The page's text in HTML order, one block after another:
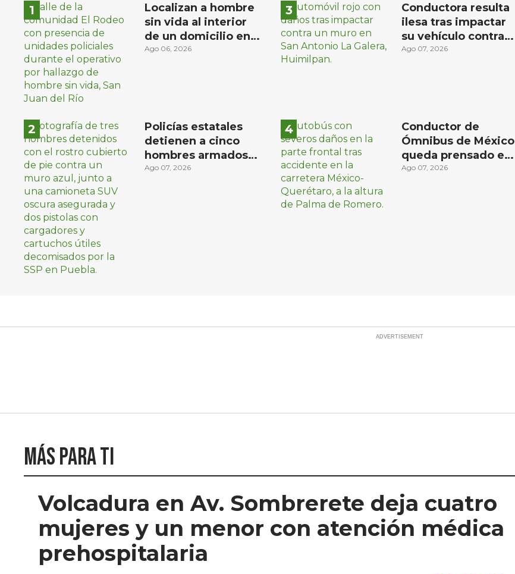
Localizan a hombre
sin vida al interior
de un domicilio en
la comunidad El
Ago 06, 2026
Policías estatales
detienen a cinco
hombres armados
en Puebla capital
Ago 07, 2026
Conductora resulta
ilesa tras impactar
su vehículo contra
un muro en
Ago 07, 2026
Conductor de
Ómnibus de México
queda prensado en
choque con
Ago 07, 2026
Más para ti
Volcadura en Av. Sombrerete deja cuatro
mujeres y un menor con atención médica
prehospitalaria